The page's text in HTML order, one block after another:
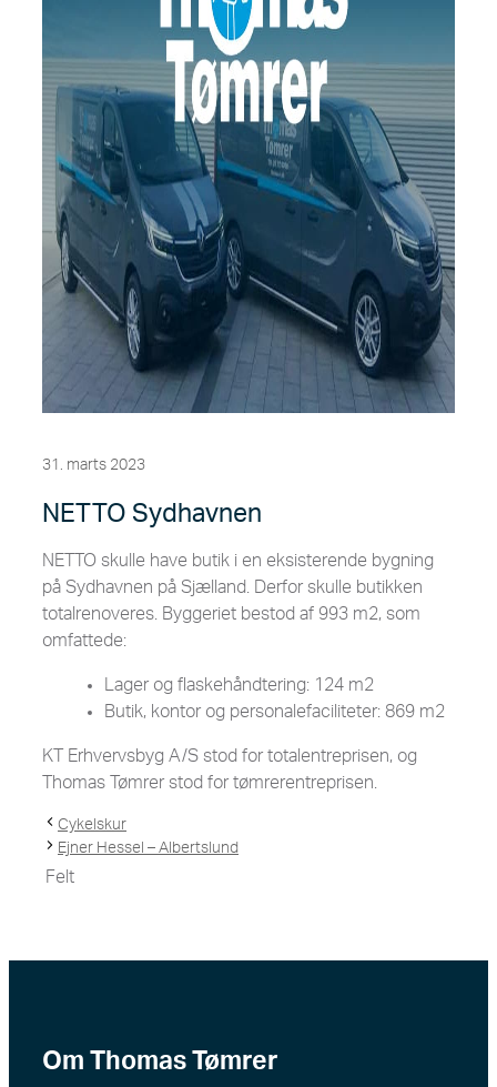
31. marts 2023
NETTO Sydhavnen
NETTO skulle have butik i en eksisterende bygning
på Sydhavnen på Sjælland. Derfor skulle butikken
totalrenoveres. Byggeriet bestod af 993 m2, som
omfattede:
Lager og flaskehåndtering: 124 m2
Butik, kontor og personalefaciliteter: 869 m2
KT Erhvervsbyg A/S stod for totalentreprisen, og
Thomas Tømrer stod for tømrerentreprisen.
Cykelskur
Ejner Hessel – Albertslund
Felt
Om Thomas Tømrer